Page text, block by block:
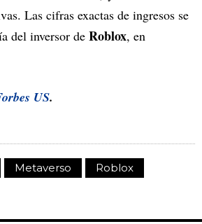
Las cifras exactas de ingresos se
del inversor de Roblox, en
US.
Metaverso Roblox